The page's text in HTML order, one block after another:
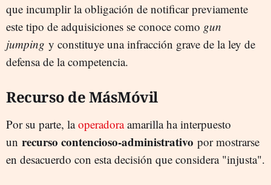
que incumplir la obligación de notificar previamente
este tipo de adquisiciones se conoce como gun
jumping y constituye una infracción grave de la ley de
defensa de la competencia.
Recurso de MásMóvil
Por su parte, laoperadoraamarilla ha interpuesto
un recurso contencioso-administrativo por mostrarse
en desacuerdo con esta decisión que considera "injusta".